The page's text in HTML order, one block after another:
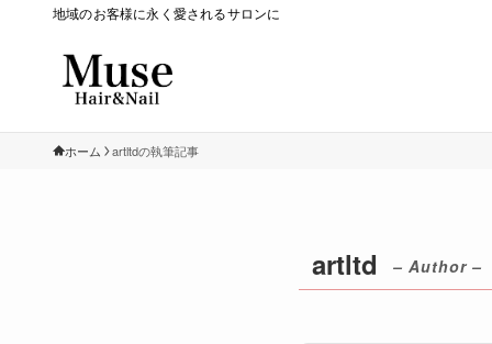
地域のお客様に永く愛されるサロンに
ホーム artltdの執筆記事
artltd – Author –